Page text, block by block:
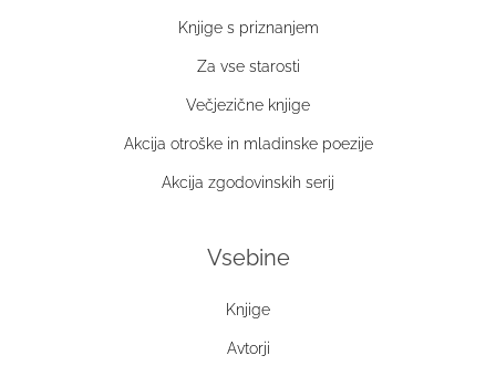
Knjige s priznanjem
Za vse starosti
Večjezične knjige
Akcija otroške in mladinske poezije
Akcija zgodovinskih serij
Vsebine
Knjige
Avtorji